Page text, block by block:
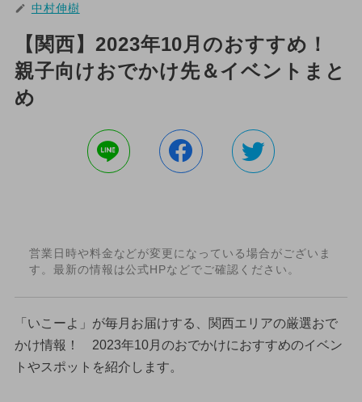
中村伸樹
【関西】2023年10月のおすすめ！
親子向けおでかけ先＆イベントまと
め
営業日時や料金などが変更になっている場合がございま
す。最新の情報は公式HPなどでご確認ください。
「いこーよ」が毎月お届けする、関西エリアの厳選おで
かけ情報！ 2023年10月のおでかけにおすすめのイベン
トやスポットを紹介します。